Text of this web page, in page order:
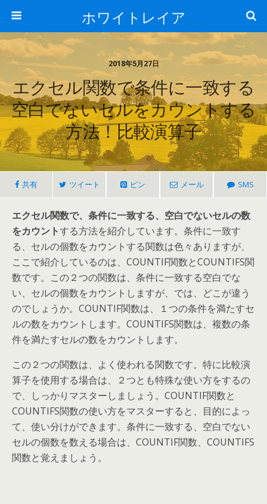
ホワイトレイア
2018年5月27日
エクセル関数で条件に一致する
空白でないセルをカウントする
方法！比較演算子
共有 ツイート ピン メール SMS
エクセル関数で、条件に一致する、空白でないセルの数
をカウントする方法を紹介しています。条件に一致す
る、セルの個数をカウントする関数は色々ありますが、
ここで紹介しているのは、COUNTIF関数とCOUNTIFS関
数です。この２つの関数は、条件に一致する空白でな
い、セルの個数をカウントしますが、では、どこが違う
のでしょうか。COUNTIF関数は、１つの条件を満たすセ
ルの数をカウントします。COUNTIFS関数は、複数の条
件を満たすセルの数をカウントします。
この２つの関数は、よく使われる関数です。特に比較演
算子を使用する場合は、２つとも特殊な使い方をするの
で、しっかりマスターしましょう。COUNTIF関数と
COUNTIFS関数の使い方をマスターすると、目的によっ
て、使い分けができます。条件に一致する、空白でない
セルの個数を数える場合は、COUNTIF関数、COUNTIFS
関数と覚えましょう。